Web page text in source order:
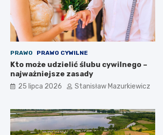
PRAWO PRAWO CYWILNE
Kto może udzielić ślubu cywilnego –
najważniejsze zasady
25 lipca 2026 Stanisław Mazurkiewicz